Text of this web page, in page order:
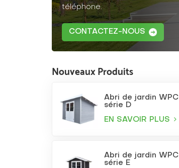
téléphone.
CONTACTEZ-NOUS
Nouveaux Produits
Abri de jardin WPC
série D
EN SAVOIR PLUS
Abri de jardin WPC
série E